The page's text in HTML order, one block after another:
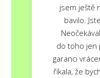
jsem ještě
bavilo.
do toho jen
garanci
říkala, že